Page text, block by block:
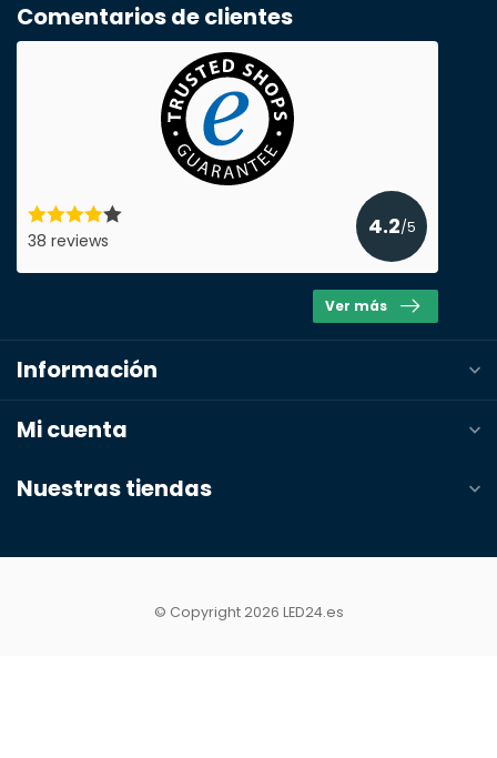
Comentarios de clientes
38 reviews
4.2/5
Ver más
Información
Mi cuenta
Nuestras tiendas
© Copyright 2026 LED24.es